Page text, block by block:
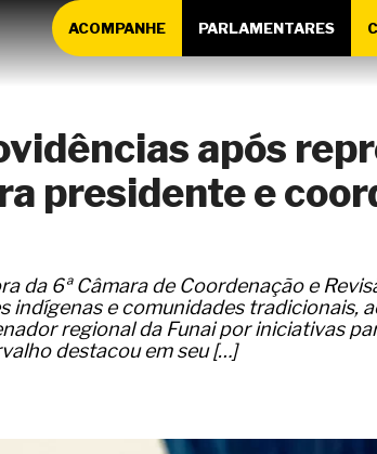
ACOMPANHE PARLAMENTARES
após
presidente e
da 6ª Câmara de Coordenação e
indígenas e comunidades tradicionais,
regional da Funai por iniciativas
destacou em seu […]